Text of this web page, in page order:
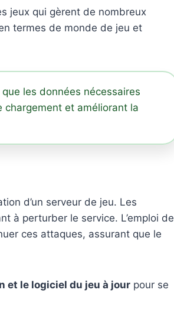
jeux qui gèrent de nombreux
termes de monde de jeu et
les données nécessaires
et améliorant la
d’un serveur de jeu. Les
à perturber le service. L’emploi de
ces attaques, assurant que le
et le logiciel du jeu à jour pour se